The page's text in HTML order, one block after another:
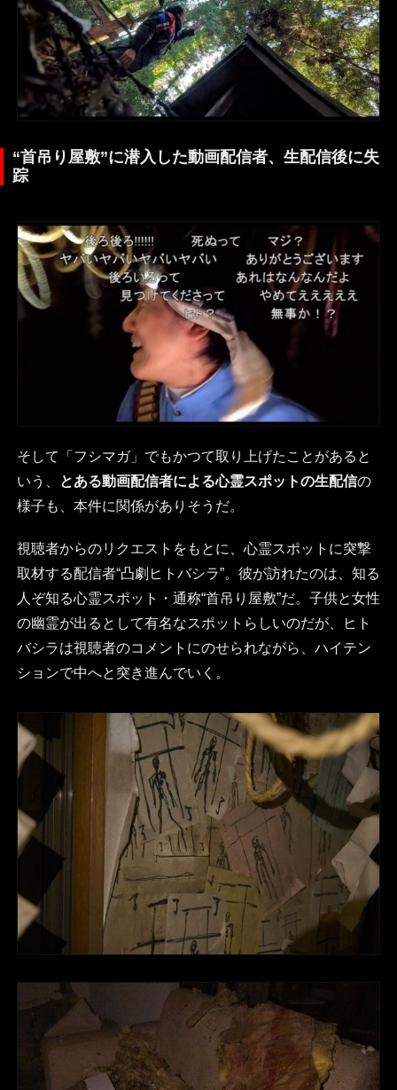
“首吊り屋敷”に潜入した動画配信者、生配信後に失
踪
そして「フシマガ」でもかつて取り上げたことがあると
いう、
とある動画配信者による心霊スポットの生配信の
様子も、本件に関係がありそうだ。
視聴者からのリクエストをもとに、心霊スポットに突撃
取材する配信者“凸劇ヒトバシラ”。彼が訪れたのは、知る
人ぞ知る心霊スポット・通称“首吊り屋敷”だ。子供と女性
の幽霊が出るとして有名なスポットらしいのだが、ヒト
バシラは視聴者のコメントにのせられながら、ハイテン
ションで中へと突き進んでいく。